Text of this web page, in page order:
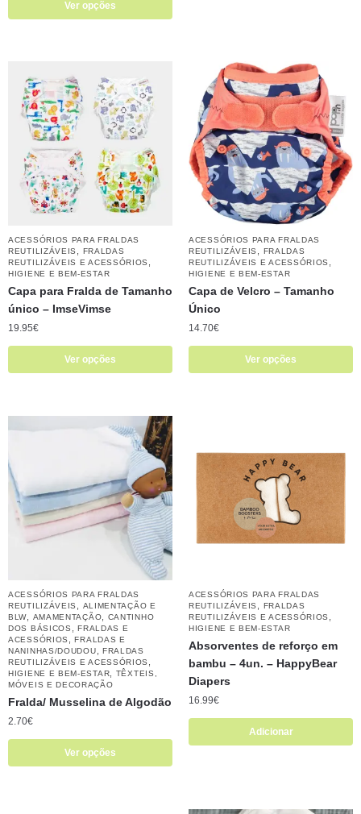
Ver opções
ACESSÓRIOS PARA FRALDAS
REUTILIZÁVEIS ,
FRALDAS
REUTILIZÁVEIS E ACESSÓRIOS ,
HIGIENE E BEM-ESTAR
Capa para Fralda de Tamanho
único – ​​ImseVimse
19.95€
Ver opções
ACESSÓRIOS PARA FRALDAS
REUTILIZÁVEIS ,
FRALDAS
REUTILIZÁVEIS E ACESSÓRIOS ,
HIGIENE E BEM-ESTAR
Capa de Velcro – Tamanho
Único
14.70€
Ver opções
ACESSÓRIOS PARA FRALDAS
REUTILIZÁVEIS
ALIMENTAÇÃO E
BLW
AMAMENTAÇÃO
CANTINHO
DOS BÁSICOS
,FRALDAS E
ACESSÓRIOS
,FRALDAS E
NANINHAS/DOUDOU
FRALDAS
REUTILIZÁVEIS E ACESSÓRIOS
HIGIENE E BEM-ESTAR
TÊXTEIS,
MÓVEIS E DECORAÇÃO
Fralda/ Musselina de Algodão
2.70€
Ver opções
ACESSÓRIOS PARA FRALDAS
REUTILIZÁVEIS
FRALDAS
REUTILIZÁVEIS E ACESSÓRIOS
HIGIENE E BEM-ESTAR
Absorventes de reforço em
bambu – 4un. – HappyBear
Diapers
16.99€
Adicionar